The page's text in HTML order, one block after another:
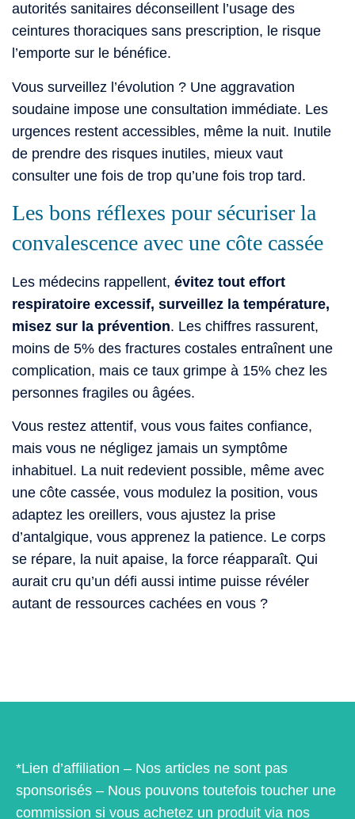
autorités sanitaires déconseillent l’usage des
ceintures thoraciques sans prescription, le risque
l’emporte sur le bénéfice.
Vous surveillez l’évolution ? Une aggravation
soudaine impose une consultation immédiate. Les
urgences restent accessibles, même la nuit. Inutile
de prendre des risques inutiles, mieux vaut
consulter une fois de trop qu’une fois trop tard.
Les bons réflexes pour sécuriser la
convalescence avec une côte cassée
Les médecins rappellent, évitez tout effort
respiratoire excessif, surveillez la température,
misez sur la prévention. Les chiffres rassurent,
moins de 5% des fractures costales entraînent une
complication, mais ce taux grimpe à 15% chez les
personnes fragiles ou âgées.
Vous restez attentif, vous vous faites confiance,
mais vous ne négligez jamais un symptôme
inhabituel. La nuit redevient possible, même avec
une côte cassée, vous modulez la position, vous
adaptez les oreillers, vous ajustez la prise
d’antalgique, vous apprenez la patience. Le corps
se répare, la nuit apaise, la force réapparaît. Qui
aurait cru qu’un défi aussi intime puisse révéler
autant de ressources cachées en vous ?
*Lien d’affiliation – Nos articles ne sont pas
sponsorisés – Nous pouvons toutefois toucher une
commission si vous achetez un produit via nos